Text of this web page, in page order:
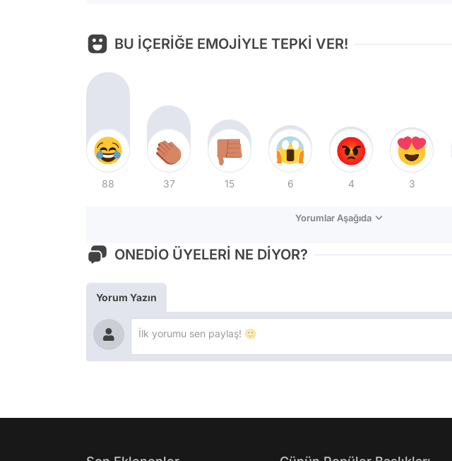
BU İÇERİĞE EMOJİYLE TEPKİ VER!
88 37 15 6 4 3
Yorumlar Aşağıda
ONEDİO ÜYELERİ NE DİYOR?
Yorum Yazın